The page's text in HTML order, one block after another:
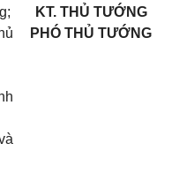
KT. THỦ TƯỚNG
PHÓ THỦ TƯỚNG